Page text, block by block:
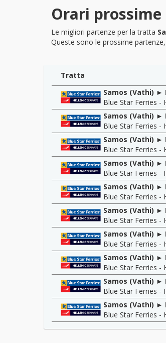
Orari
Le migliori partenze per la tratta
Queste sono le prossime
Tratta
Samos (Vathi) ►
Blue Star Ferries -
Samos (Vathi) ►
Blue Star Ferries -
Samos (Vathi) ►
Blue Star Ferries -
Samos (Vathi) ►
Blue Star Ferries -
Samos (Vathi) ►
Blue Star Ferries -
Samos (Vathi) ►
Blue Star Ferries -
Samos (Vathi) ►
Blue Star Ferries -
Samos (Vathi) ►
Blue Star Ferries -
Samos (Vathi) ►
Blue Star Ferries -
Samos (Vathi) ►
Blue Star Ferries -